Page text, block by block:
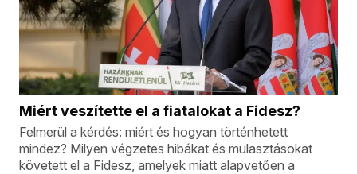
Miért veszítette el a fiatalokat a Fidesz?
Felmerül a kérdés: miért és hogyan történhetett
mindez? Milyen végzetes hibákat és mulasztásokat
követett el a Fidesz, amelyek miatt alapvetően a